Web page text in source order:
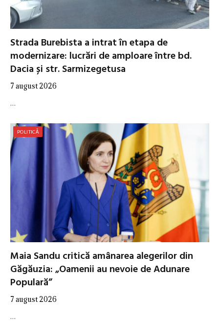
Strada Burebista a intrat în etapa de
modernizare: lucrări de amploare între bd.
Dacia și str. Sarmizegetusa
7 august 2026
…
POLITICĂ
Maia Sandu critică amânarea alegerilor din
Găgăuzia: „Oamenii au nevoie de Adunare
Populară”
7 august 2026
…